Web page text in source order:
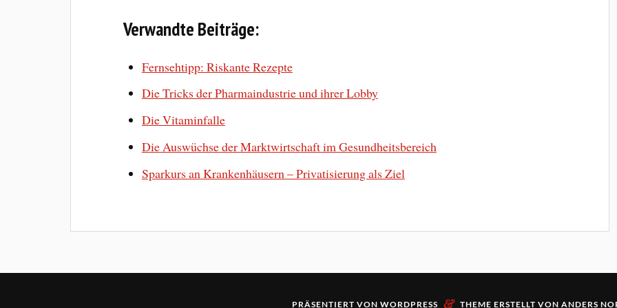
Verwandte Beiträge:
Fernsehtipp: Riskante Rezepte
Die Tricks der Pharmaindustrie und ihrer Lobby
Die Vitaminfalle
Die Auswüchse der Marktwirtschaft im Gesundheitsbereich
Sparkurs an Krankenhäusern – Privatisierung als Ziel
PRÄSENTIERT VON WORDPRESS & THEME ERSTELLT VON ANDERS